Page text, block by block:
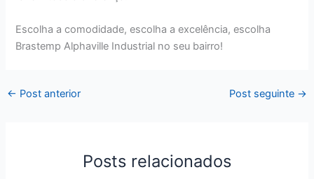
Escolha a comodidade, escolha a excelência, escolha
Brastemp Alphaville Industrial no seu bairro!
← Post anterior Post seguinte →
Posts relacionados